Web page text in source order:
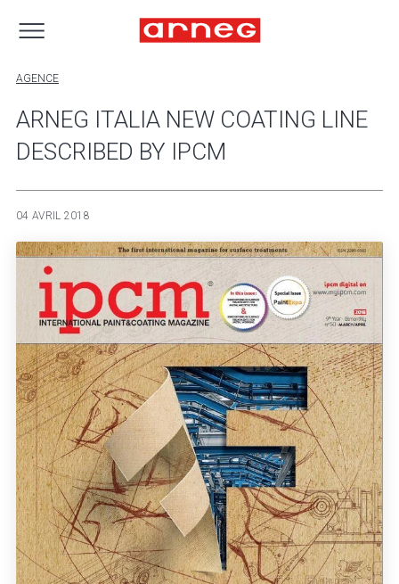
AGENCE
ARNEG ITALIA NEW COATING LINE
DESCRIBED BY IPCM
04 AVRIL 2018